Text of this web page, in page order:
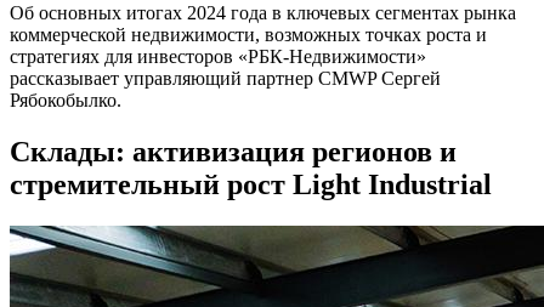
Об основных итогах 2024 года в ключевых сегментах рынка
коммерческой недвижимости, возможных точках роста и
стратегиях для инвесторов «РБК-Недвижимости»
рассказывает управляющий партнер CMWP Сергей
Рябокобылко.
Склады: активизация регионов и
стремительный рост Light Industrial